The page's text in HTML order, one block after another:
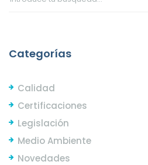
Categorías
Calidad
Certificaciones
Legislación
Medio Ambiente
Novedades